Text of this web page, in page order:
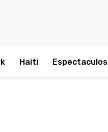
Haiti Espectaculos